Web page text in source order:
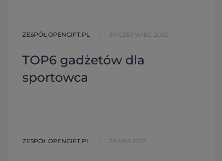
ZESPÓŁ OPENGIFT.PL 30 CZERWIEC 2022
TOP6 gadżetów dla
sportowca
ZESPÓŁ OPENGIFT.PL 29 MAJ 2022